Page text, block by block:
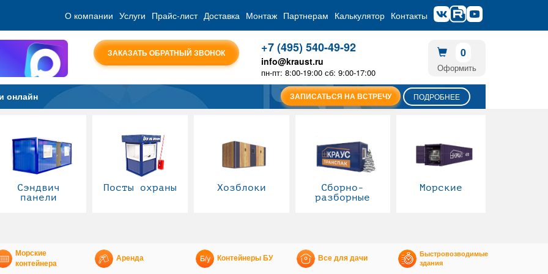
О компании Услуги Прайс-лист Доставка Монтаж Партнерам Калькулятор Контакты
ЗАКАЗАТЬ ОБРАТНЫЙ ЗВОНОК +7 (495) 540-49-92
info@kraust.ru
пн-пт: 8:00-19:00 сб: 9:00-17:00
0
Оформить
онлайн ЗАПИСАТЬСЯ НА ВСТРЕЧУ ПОДРОБНЕЕ
Сэндвич
панели
Посты охраны Хозблоки
Сборно-
разборные
Морские
Морские
контейнера
Аренда Контейнеры БУ Все для дачи
Быстровозводимые
здания